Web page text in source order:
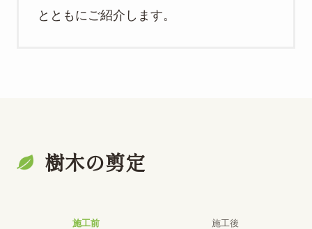
とともにご紹介します。
樹木の剪定
施工前 施工後